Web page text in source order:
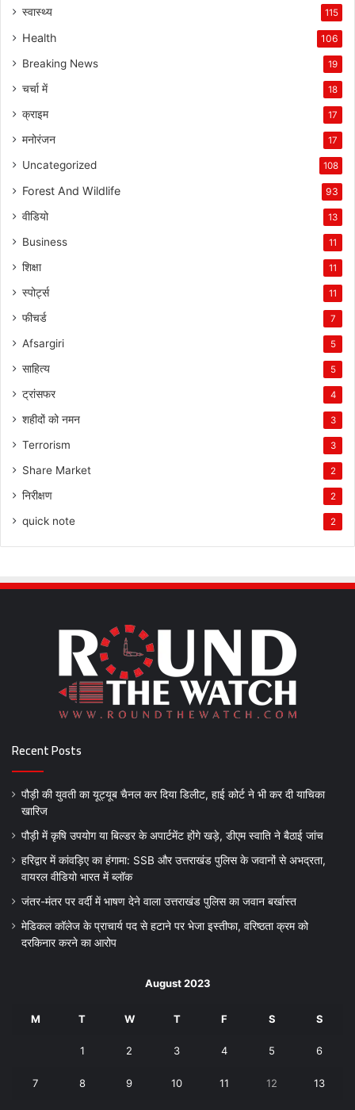
स्वास्थ्य 115
Health 106
Breaking News 19
चर्चा में 18
क्राइम 17
मनोरंजन 17
Uncategorized 108
Forest And Wildlife 93
वीडियो 13
Business 11
शिक्षा 11
स्पोर्ट्स 11
फीचर्ड 7
Afsargiri 5
साहित्य 5
ट्रांसफर 4
शहीदों को नमन 3
Terrorism 3
Share Market 2
निरीक्षण 2
quick note 2
Recent Posts
पौड़ी की युवती का यूट्यूब चैनल कर दिया डिलीट, हाई कोर्ट ने भी कर दी याचिका
खारिज
पौड़ी में कृषि उपयोग या बिल्डर के अपार्टमेंट होंगे खड़े, डीएम स्वाति ने बैठाई जांच
हरिद्वार में कांवड़िए का हंगामा: SSB और उत्तराखंड पुलिस के जवानों से अभद्रता,
वायरल वीडियो भारत में ब्लॉक
जंतर-मंतर पर वर्दी में भाषण देने वाला उत्तराखंड पुलिस का जवान बर्खास्त
मेडिकल कॉलेज के प्राचार्य पद से हटाने पर भेजा इस्तीफा, वरिष्ठता क्रम को
दरकिनार करने का आरोप
August 2023
M T W T F S S
1 2 3 4 5 6
7 8 9 10 11 12 13